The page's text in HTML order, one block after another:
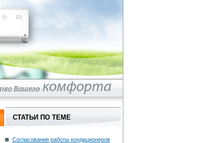
СТАТЬИ ПО ТЕМЕ
Согласование работы кондиционеров